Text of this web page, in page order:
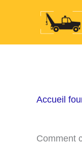
Accueil
Comment